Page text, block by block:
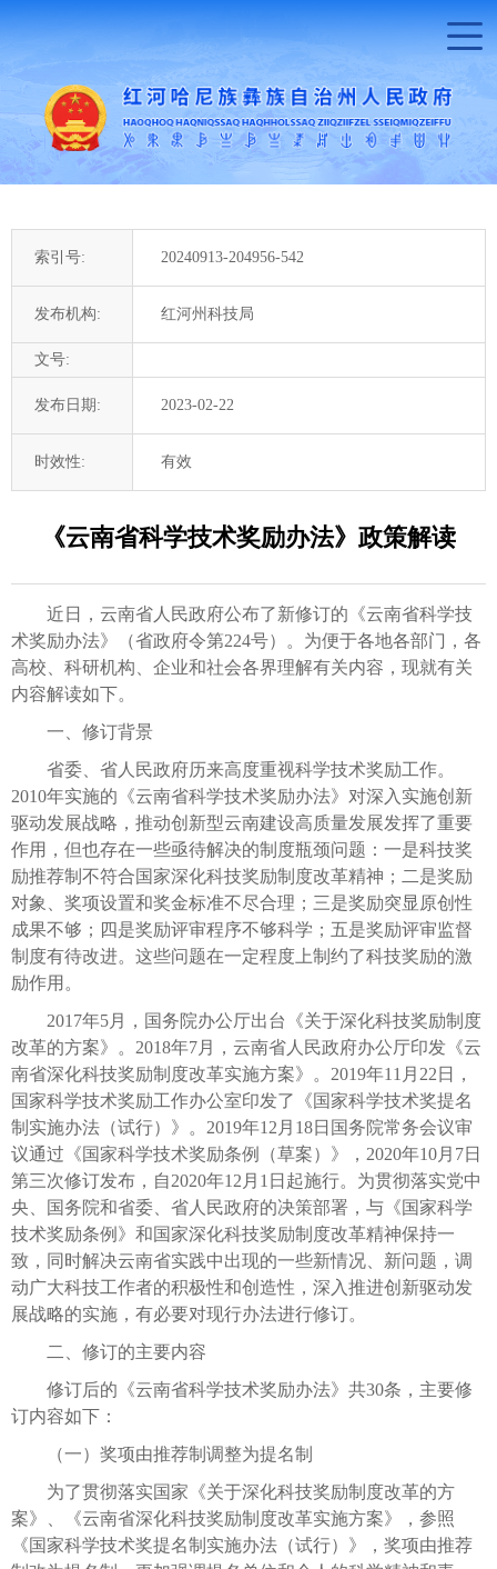
索引号: 20240913-204956-542
发布机构: 红河州科技局
文号:
发布日期: 2023-02-22
时效性: 有效
《云南省科学技术奖励办法》政策解读
近日，云南省人民政府公布了新修订的《云南省科学技
术奖励办法》（省政府令第224号）。为便于各地各部门，各
高校、科研机构、企业和社会各界理解有关内容，现就有关
内容解读如下。
一、修订背景
省委、省人民政府历来高度重视科学技术奖励工作。
2010年实施的《云南省科学技术奖励办法》对深入实施创新
驱动发展战略，推动创新型云南建设高质量发展发挥了重要
作用，但也存在一些亟待解决的制度瓶颈问题：一是科技奖
励推荐制不符合国家深化科技奖励制度改革精神；二是奖励
对象、奖项设置和奖金标准不尽合理；三是奖励突显原创性
成果不够；四是奖励评审程序不够科学；五是奖励评审监督
制度有待改进。这些问题在一定程度上制约了科技奖励的激
励作用。
2017年5月，国务院办公厅出台《关于深化科技奖励制度
改革的方案》。2018年7月，云南省人民政府办公厅印发《云
南省深化科技奖励制度改革实施方案》。2019年11月22日，
国家科学技术奖励工作办公室印发了《国家科学技术奖提名
制实施办法（试行）》。2019年12月18日国务院常务会议审
议通过《国家科学技术奖励条例（草案）》，2020年10月7日
第三次修订发布，自2020年12月1日起施行。为贯彻落实党中
央、国务院和省委、省人民政府的决策部署，与《国家科学
技术奖励条例》和国家深化科技奖励制度改革精神保持一
致，同时解决云南省实践中出现的一些新情况、新问题，调
动广大科技工作者的积极性和创造性，深入推进创新驱动发
展战略的实施，有必要对现行办法进行修订。
二、修订的主要内容
修订后的《云南省科学技术奖励办法》共30条，主要修
订内容如下：
（一）奖项由推荐制调整为提名制
为了贯彻落实国家《关于深化科技奖励制度改革的方
案》、《云南省深化科技奖励制度改革实施方案》，参照
《国家科学技术奖提名制实施办法（试行）》，奖项由推荐